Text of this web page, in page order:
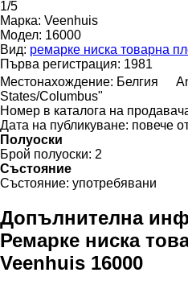
1/5
Марка: Veenhuis
Модел: 16000
Вид: ремарке ниска товарна
Първа регистрация: 1981
Местонахождение: Белгия
States/Columbus"
Номер в каталога на
Дата на публикуване: повече
Полуоски
Брой полуоски: 2
Състояние
Състояние: употребявани
Допълнителна
Ремарке ниска
Veenhuis 16000